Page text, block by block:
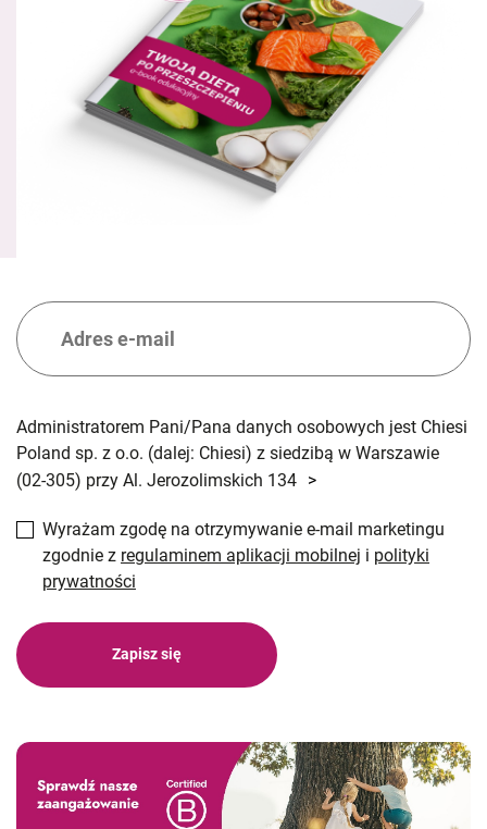
Administratorem Pani/Pana danych osobowych jest Chiesi
Poland sp. z o.o. (dalej: Chiesi) z siedzibą w Warszawie
(02-305) przy Al. Jerozolimskich 134 >
Wyrażam zgodę na otrzymywanie e-mail marketingu
zgodnie z regulaminem aplikacji mobilnej i polityki
prywatności
Zapisz się